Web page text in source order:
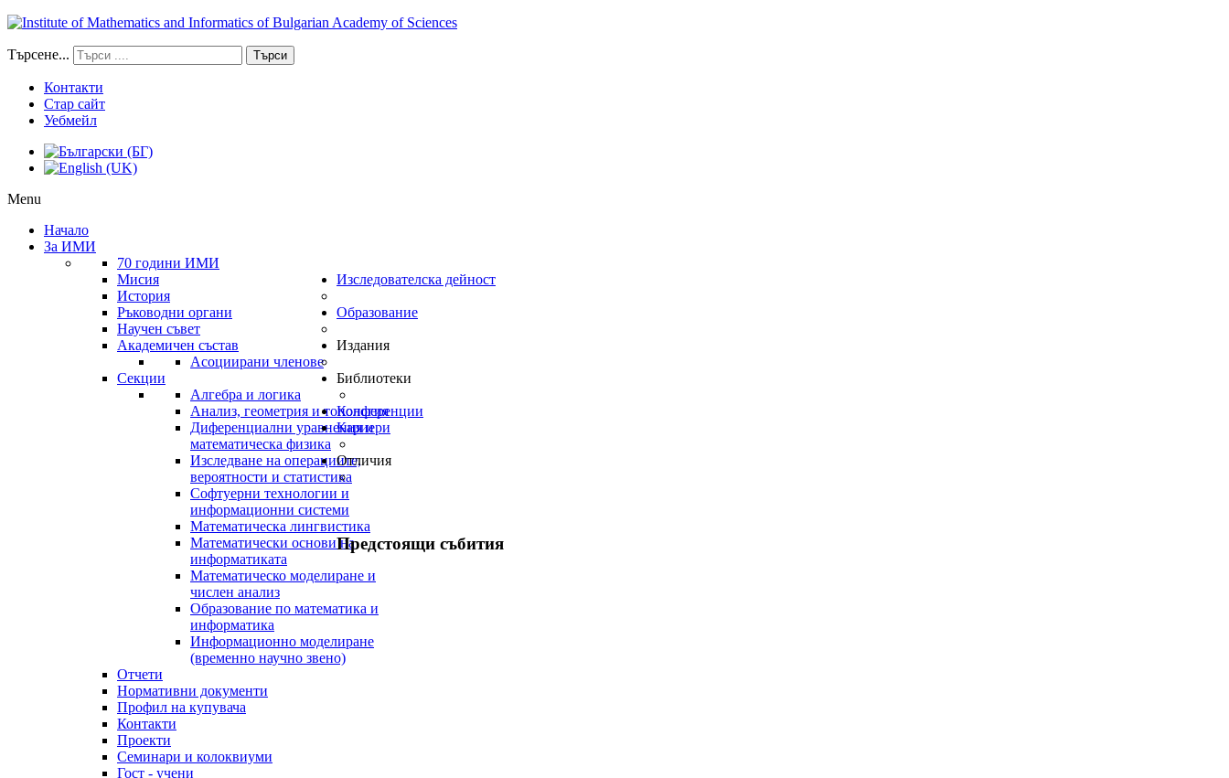
Търсене... Търси
Контакти
Стар сайт
Уебмейл
Menu
Начало
За ИМИ
70 години ИМИ
Мисия
История
Ръководни органи
Научен съвет
Академичен състав
Асоциирани членове
Секции
Алгебра и логика
Анализ, геометрия и топология
Диференциални уравнения и
математическа физика
Изследване на операциите,
вероятности и статистика
Софтуерни технологии и
информационни системи
Математическа лингвистика
Математически основи на
информатиката
Математическо моделиране и
числен анализ
Образование по математика и
информатика
Информационно моделиране
(временно научно звено)
Отчети
Нормативни документи
Профил на купувача
Контакти
Изследователска дейност
Проекти
Семинари и колоквиуми
Гост - учени
Образование
Издания
Библиотеки
Конференции
Кариери
Отличия
Предстоящи събития